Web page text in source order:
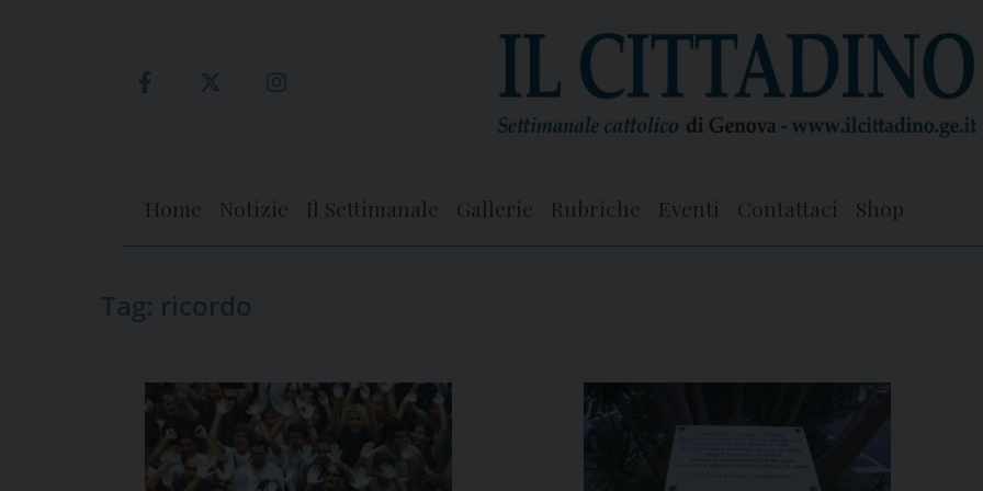
Home Notizie Il Settimanale Gallerie Rubriche Eventi Contattaci Shop